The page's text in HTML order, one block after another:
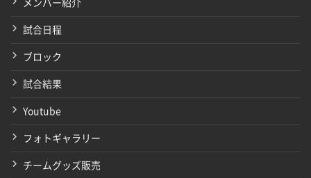
メンバー紹介
試合日程
ブロック
試合結果
Youtube
フォトギャラリー
チームグッズ販売